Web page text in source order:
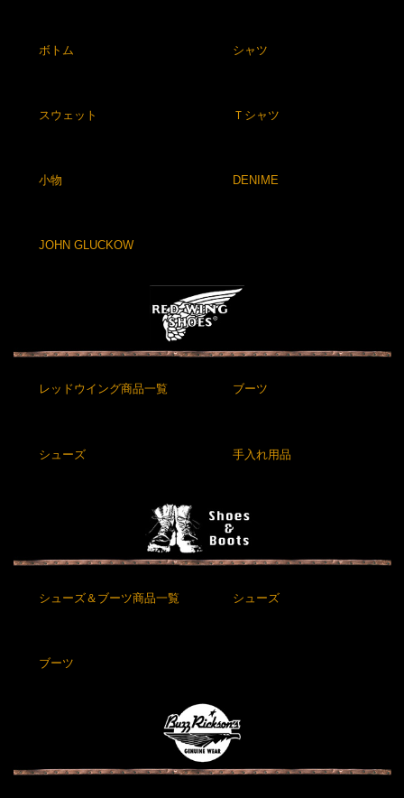
ボトム シャツ
スウェット Ｔシャツ
小物 DENIME
JOHN GLUCKOW
レッドウイング商品一覧 ブーツ
シューズ 手入れ用品
シューズ＆ブーツ商品一覧 シューズ
ブーツ